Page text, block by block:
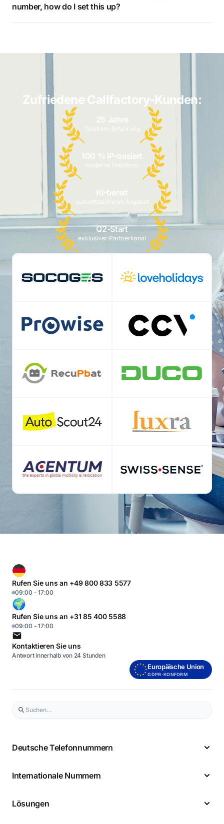
number, how do I set this up?
Zufriedene Callfactory-Kunden:
25 Jahre
Telekom-Erfahrung
100 % IP-basiert
moderne Plattform
KI-bereit
zukunftssicheres Angebot
Q2-Start
exklusiver Partnerkanal
Rufen Sie uns an +49 800 833 5577
09:00 - 17:00
Rufen Sie uns an +31 85 400 5588
09:00 - 17:00
Kontaktieren Sie uns
Antwort innerhalb von 24 Stunden
Europäische Union
GDPR-KONFORM
Deutsche Telefonnummern
Internationale Nummern
Lösungen